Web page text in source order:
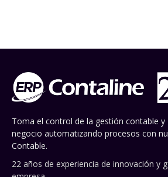
Toma el control de la gestión contable
negocio automatizando procesos con
Contable.
22 años de experiencia de innovación y